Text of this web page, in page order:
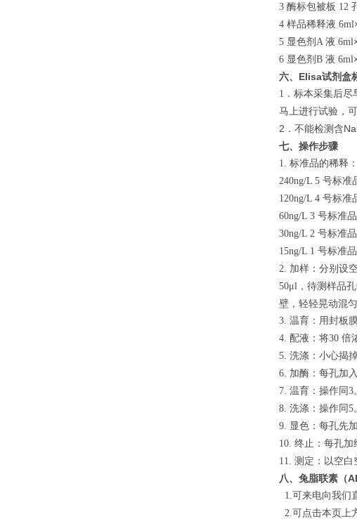
3 酶标包被板 12
4 样品稀释液 6ml
5 显色剂 A 液 6ml
6 显色剂 B 液 6ml
六、Elisa试剂盒
1 ．标本采集后
马上进行试验，
2．不能检测含
七、操作步骤
1. 标准品的稀释
240ng/L 5 号标准
120ng/L 4 号标准
60ng/L 3 号标准品
30ng/L 2 号标准品
15ng/L 1 号标准品
2. 加样：分别设
50μl ，待测样品
壁，轻轻晃动混匀
3. 温育：用封板
4. 配液：将30 倍
5. 洗涤：小心揭
6. 加酶：每孔加
7. 温育：操作同3。
8. 洗涤：操作同5。
9. 显色：每孔先
10. 终止：每孔加
11. 测定：以空白
八、兔脂联素（
1.可来电向我们
2.可点击本页上